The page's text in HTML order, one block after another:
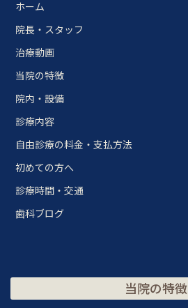
ホーム
院長・スタッフ
治療動画
当院の特徴
院内・設備
診療内容
自由診療の料金・支払方法
初めての方へ
診療時間・交通
歯科ブログ
当院の特徴